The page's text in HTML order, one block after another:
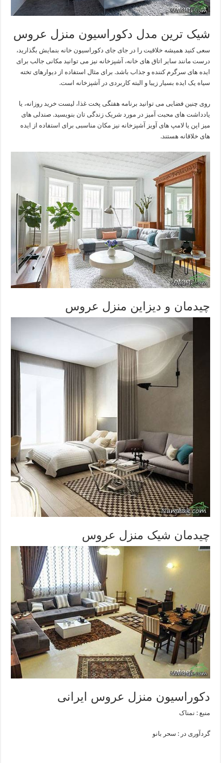
شیک ترین مدل دکوراسیون منزل عروس
سعی کنید همیشه خلاقیت را در جای جای دکوراسیون خانه بنمایش بگذارید،
درست مانند سایر اتاق های خانه، آشپزخانه نیز می توانید مکانی جالب برای
ایده های سرگرم کننده و جذاب باشد. برای مثال استفاده از دیوارهای تخته
سیاه یک ایده بسیار زیبا و البته کاربردی در آشپزخانه است.
روی چنین فضایی می توانید برنامه هفتگی پخت غذا، لیست خرید روزانه، یا
یادداشت های محبت آمیز در مورد شریک زندگی تان بنویسید. صندلی های
میز اپن یا لامپ های آویز آشپزخانه نیز مکان مناسبی برای استفاده از ایده
های خلاقانه هستند.
چیدمان و دیزاین منزل عروس
چیدمان شیک منزل عروس
دکوراسیون منزل عروس ایرانی
منبع : نمناک
گردآوری در : سحر بانو